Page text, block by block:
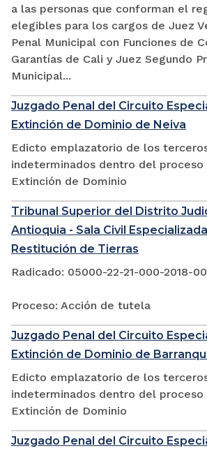
a las personas que conforman el
elegibles para los cargos de Juez
Penal Municipal con Funciones de
Garantías de Cali y Juez Segundo
Municipal...
Juzgado Penal del Circuito
Extinción de Dominio de Neiva
Edicto emplazatorio de los
indeterminados dentro del proceso
Extinción de Dominio
Tribunal Superior del Distrito
Antioquia - Sala Civil
Restitución de Tierras
Radicado: 05000-22-21-000-2018-
Proceso: Acción de tutela
Juzgado Penal del Circuito
Extinción de Dominio de
Edicto emplazatorio de los
indeterminados dentro del proceso
Extinción de Dominio
Juzgado Penal del Circuito